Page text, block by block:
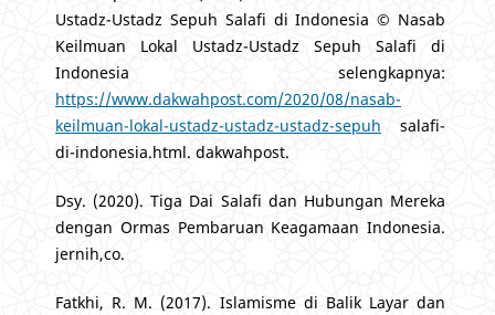
Ustadz-Ustadz Sepuh Salafi di Indonesia © Nasab
Keilmuan Lokal Ustadz-Ustadz Sepuh Salafi di
Indonesia selengkapnya:
https://www.dakwahpost.com/2020/08/nasab-
keilmuan-lokal-ustadz-ustadz-ustadz-sepuh salafi-
di-indonesia.html. dakwahpost.
Dsy. (2020). Tiga Dai Salafi dan Hubungan Mereka
dengan Ormas Pembaruan Keagamaan Indonesia.
jernih,co.
Fatkhi, R. M. (2017). Islamisme di Balik Layar dan